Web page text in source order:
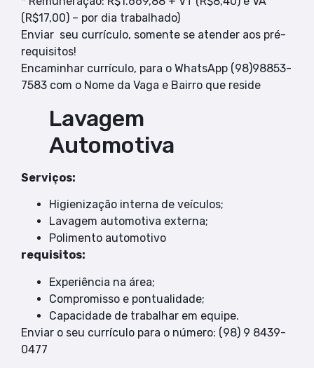
(R$17,00) – por dia trabalhado)
Enviar seu currículo, somente se atender aos pré-
requisitos!
Encaminhar currículo, para o WhatsApp (98)98853-
7583 com o Nome da Vaga e Bairro que reside
Lavagem
Automotiva
Serviços:
Higienização interna de veículos;
Lavagem automotiva externa;
Polimento automotivo
requisitos:
Experiência na área;
Compromisso e pontualidade;
Capacidade de trabalhar em equipe.
Enviar o seu currículo para o número: (98) 9 8439-
0477